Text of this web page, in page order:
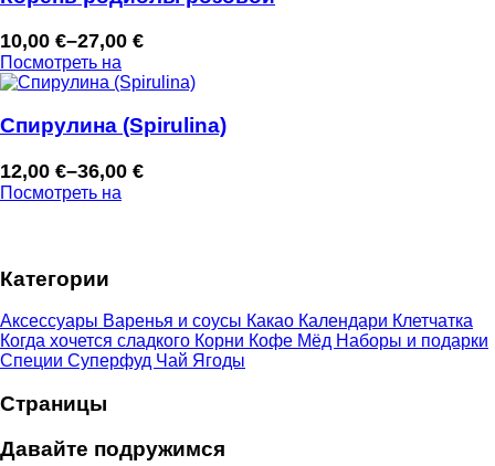
10,00 €–27,00 €
Диапазон
цен:
–
Посмотреть на
Спирулина (Spirulina)
12,00 €–36,00 €
Диапазон
цен:
36,00 €
Посмотреть на
Категории
Аксессуары Варенья и соусы Какао Календари Клетчатка
Когда хочется сладкого Корни Кофе Мёд Наборы и подарки
Специи Суперфуд Чай Ягоды
Страницы
Давайте подружимся